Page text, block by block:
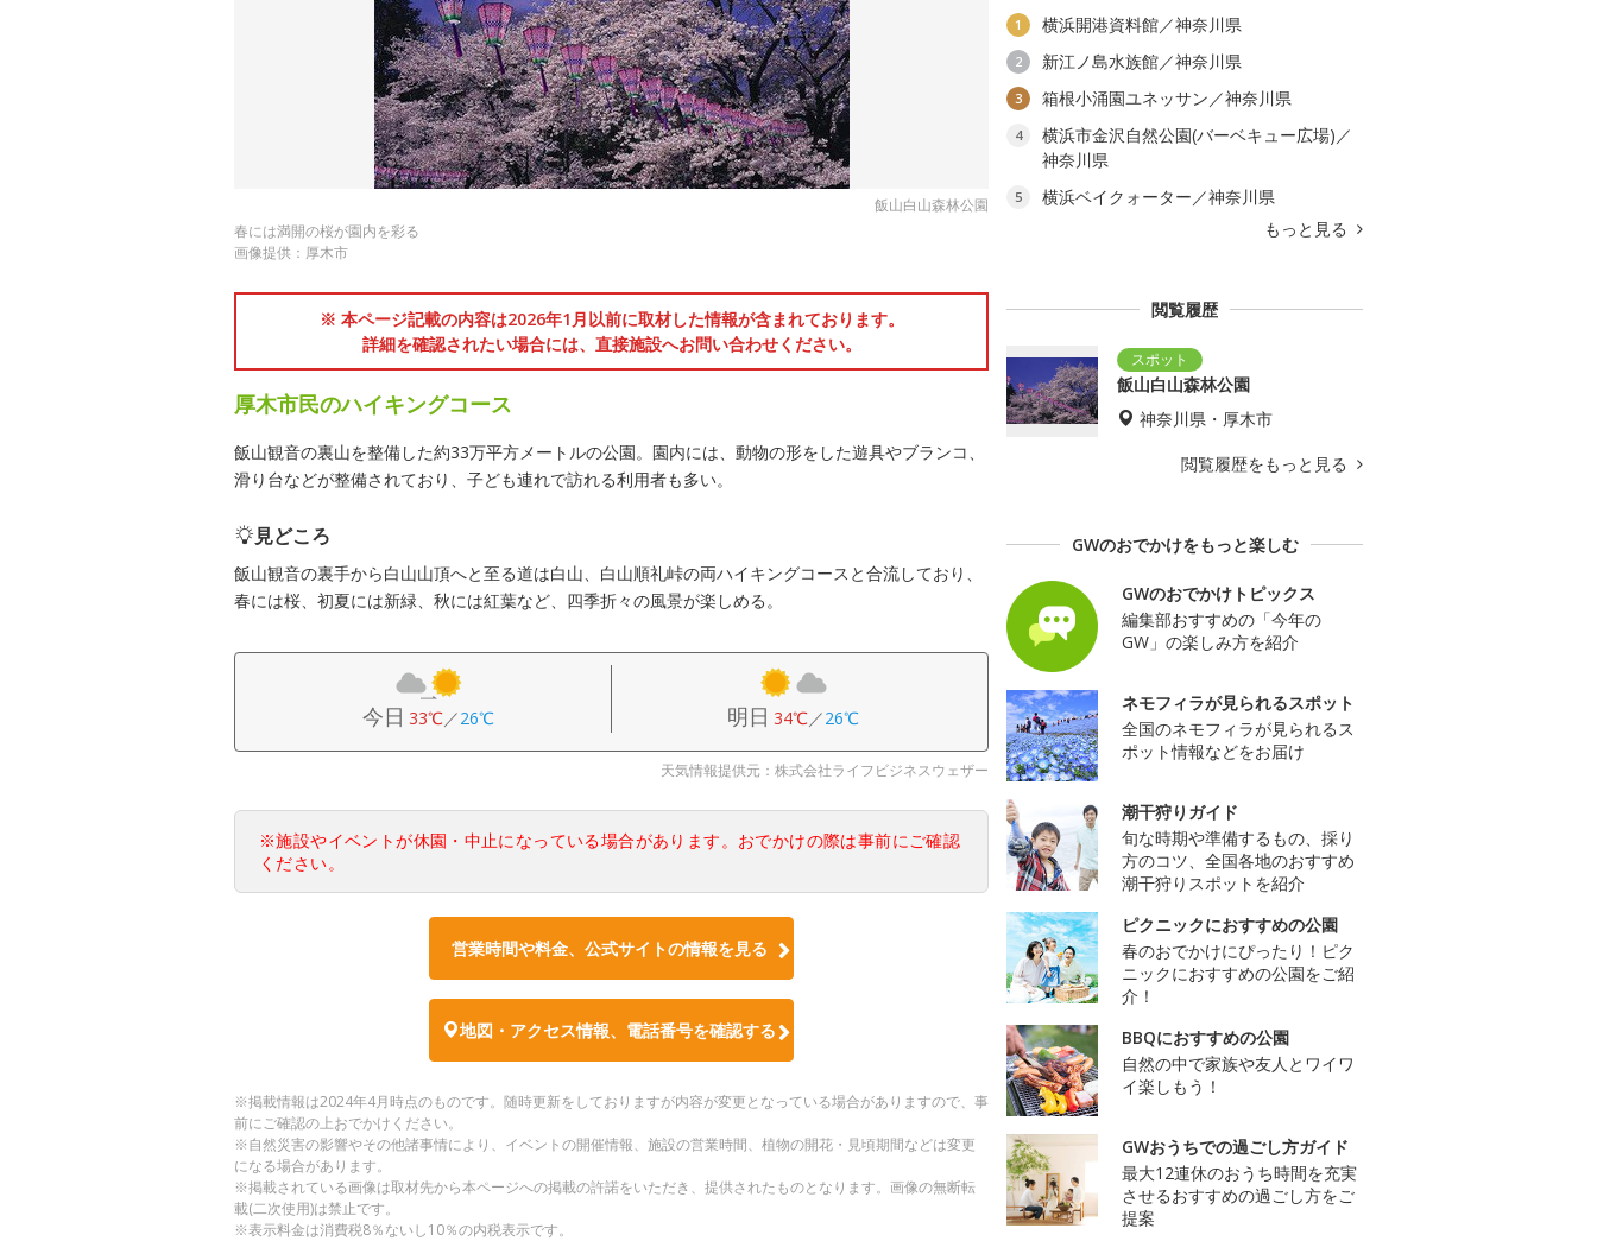
飯山白山森林公園
春には満開の桜が園内を彩る
画像提供：厚木市
※ 本ページ記載の内容は2026年1月以前に取材した情報が含まれております。
詳細を確認されたい場合には、直接施設へお問い合わせください。
厚木市民のハイキングコース
飯山観音の裏山を整備した約33万平方メートルの公園。園内には、動物の形をした遊具やブランコ、
滑り台などが整備されており、子ども連れで訪れる利用者も多い。
見どころ
飯山観音の裏手から白山山頂へと至る道は白山、白山順礼峠の両ハイキングコースと合流しており、
春には桜、初夏には新緑、秋には紅葉など、四季折々の風景が楽しめる。
今日 33℃／26℃ 明日 34℃／26℃
天気情報提供元：株式会社ライフビジネスウェザー
※施設やイベントが休園・中止になっている場合があります。おでかけの際は事前にご確認
ください。
営業時間や料金、公式サイトの情報を見る
地図・アクセス情報、電話番号を確認する
※掲載情報は2024年4月時点のものです。随時更新をしておりますが内容が変更となっている場合がありますので、事
前にご確認の上おでかけください。
※自然災害の影響やその他諸事情により、イベントの開催情報、施設の営業時間、植物の開花・見頃期間などは変更
になる場合があります。
※掲載されている画像は取材先から本ページへの掲載の許諾をいただき、提供されたものとなります。画像の無断転
載(二次使用)は禁止です。
※表示料金は消費税8％ないし10％の内税表示です。
1 横浜開港資料館／神奈川県
2 新江ノ島水族館／神奈川県
3 箱根小涌園ユネッサン／神奈川県
4
横浜市金沢自然公園(バーベキュー広場)／
神奈川県
5
横浜ベイクォーター／神奈川県
もっと見る
閲覧履歴
飯山白山森林公園
神奈川県・厚木市
閲覧履歴をもっと見る
GWのおでかけをもっと楽しむ
GWのおでかけトピックス
編集部おすすめの「今年の
GW」の楽しみ方を紹介
ネモフィラが見られるスポット
全国のネモフィラが見られるス
ポット情報などをお届け
潮干狩りガイド
旬な時期や準備するもの、採り
方のコツ、全国各地のおすすめ
潮干狩りスポットを紹介
ピクニックにおすすめの公園
春のおでかけにぴったり！ピク
ニックにおすすめの公園をご紹
介！
BBQにおすすめの公園
自然の中で家族や友人とワイワ
イ楽しもう！
GWおうちでの過ごし方ガイド
最大12連休のおうち時間を充実
させるおすすめの過ごし方をご
提案